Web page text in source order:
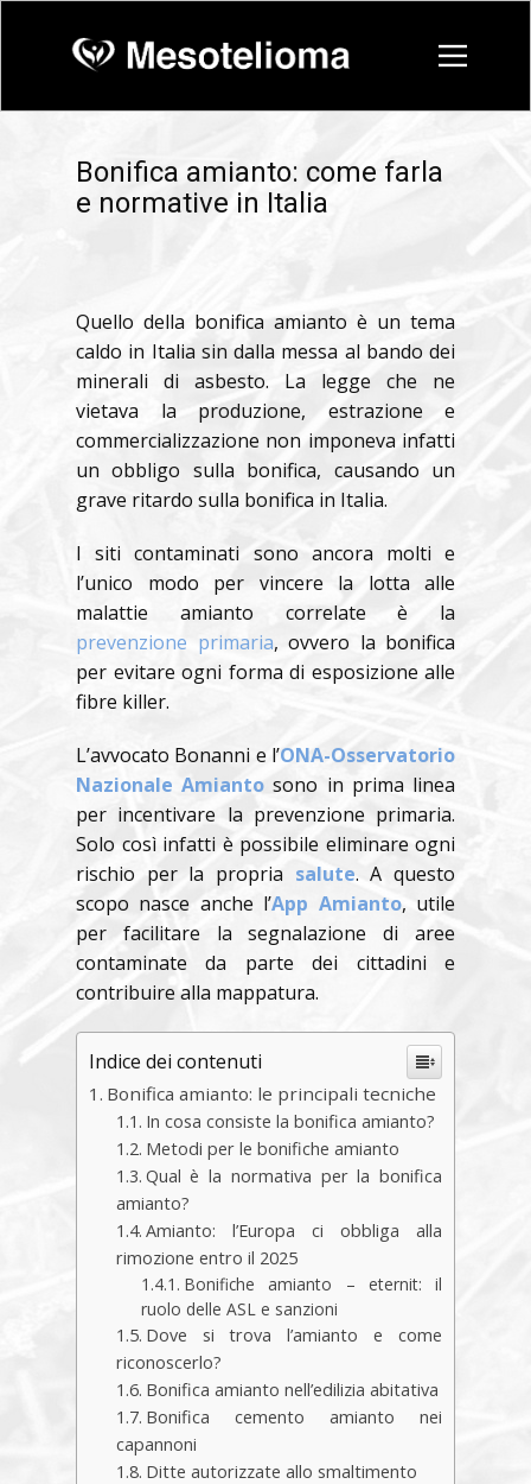
Bonifica amianto: come farla
e normative in Italia
Quello della bonifica amianto è un tema
caldo in Italia sin dalla messa al bando dei
minerali di asbesto. La legge che ne
vietava la produzione, estrazione e
commercializzazione non imponeva infatti
un obbligo sulla bonifica, causando un
grave ritardo sulla bonifica in Italia.
I siti contaminati sono ancora molti e
l’unico modo per vincere la lotta alle
malattie amianto correlate è la
prevenzione primaria, ovvero la bonifica
per evitare ogni forma di esposizione alle
fibre killer.
L’avvocato Bonanni e l’ONA-Osservatorio
Nazionale Amianto sono in prima linea
per incentivare la prevenzione primaria.
Solo così infatti è possibile eliminare ogni
rischio per la propria salute. A questo
scopo nasce anche l’App Amianto, utile
per facilitare la segnalazione di aree
contaminate da parte dei cittadini e
contribuire alla mappatura.
Indice dei contenuti
Bonifica amianto: le principali tecniche
In cosa consiste la bonifica amianto?
Metodi per le bonifiche amianto
Qual è la normativa per la bonifica
amianto?
Amianto: l’Europa ci obbliga alla
rimozione entro il 2025
Bonifiche amianto – eternit: il
ruolo delle ASL e sanzioni
Dove si trova l’amianto e come
riconoscerlo?
Bonifica amianto nell’edilizia abitativa
Bonifica cemento amianto nei
capannoni
Ditte autorizzate allo smaltimento